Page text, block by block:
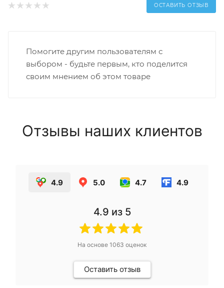
ОСТАВИТЬ ОТЗЫВ
Помогите другим пользователям с
выбором - будьте первым, кто поделится
своим мнением об этом товаре
Отзывы наших клиентов
4.9 5.0 4.7 4.9
4.9 из 5
На основе 1063 оценок
Оставить отзыв